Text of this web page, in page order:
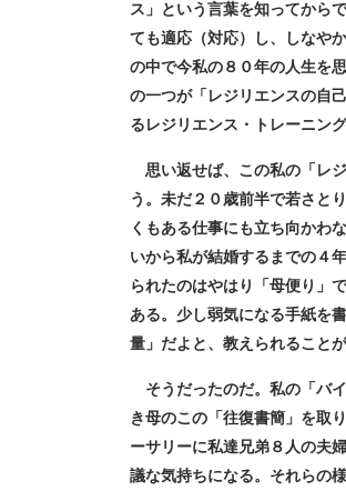
ス」という言葉を知ってから
ても適応（対応）し、しなや
の中で今私の８０年の人生を
の一つが「レジリエンスの
るレジリエンス・トレーニン
思い返せば、この私の「レ
う。未だ２０歳前半で若さと
くもある仕事にも立ち向かわ
いから私が結婚するまでの４
られたのはやはり「母便り」
ある。少し弱気になる手紙を
量」だよと、教えられることが
そうだったのだ。私の「バ
き母のこの「往復書簡」を取
ーサリーに私達兄弟８人の夫
議な気持ちになる。それらの